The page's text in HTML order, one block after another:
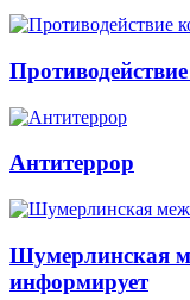
Антитеррор
Шумерлинская
информирует